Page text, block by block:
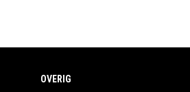
OVERIG